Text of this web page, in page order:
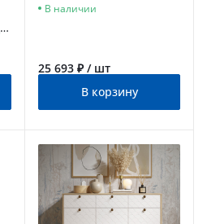
В наличии
25 693 ₽ / шт
В корзину